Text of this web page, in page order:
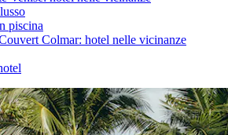
piscina
Colmar: hotel nelle vicinanze